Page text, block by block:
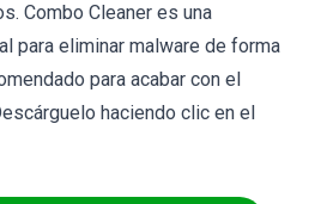
Combo Cleaner es una
para eliminar malware de forma
para acabar con el
haciendo clic en el